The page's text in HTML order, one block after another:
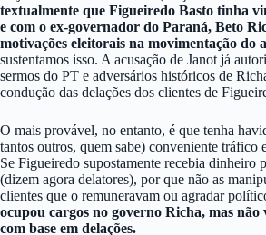
textualmente que Figueiredo Basto tinha
e com o ex-governador do Paraná, Beto
motivações eleitorais na movimentação do
sustentamos isso. A acusação de Janot já
sermos do PT e adversários históricos de
condução das delações dos clientes de
O mais provável, no entanto, é que tenha
tantos outros, quem sabe) conveniente tráfico
Se Figueiredo supostamente recebia dinheiro
(dizem agora delatores), por que não as
clientes que o remuneravam ou agradar
ocupou cargos no governo Richa, mas não
com base em delações.